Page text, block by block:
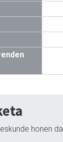
honen